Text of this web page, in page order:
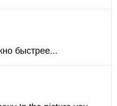
быстрее...